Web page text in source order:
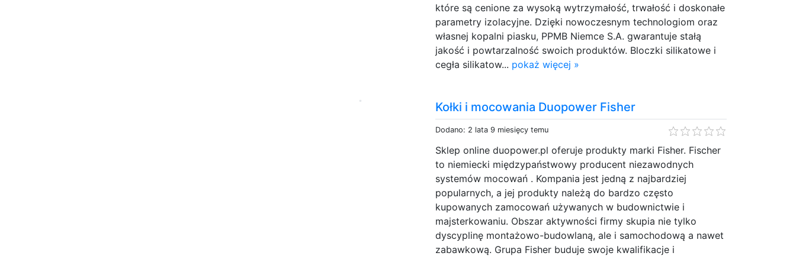
które są cenione za wysoką wytrzymałość, trwałość i doskonałe
parametry izolacyjne. Dzięki nowoczesnym technologiom oraz
własnej kopalni piasku, PPMB Niemce S.A. gwarantuje stałą
jakość i powtarzalność swoich produktów. Bloczki silikatowe i
cegła silikatow... pokaż więcej »
Kołki i mocowania Duopower Fisher
Dodano: 2 lata 9 miesięcy temu
Sklep online duopower.pl oferuje produkty marki Fisher. Fischer
to niemiecki międzypaństwowy producent niezawodnych
systemów mocowań . Kompania jest jedną z najbardziej
popularnych, a jej produkty należą do bardzo często
kupowanych zamocowań używanych w budownictwie i
majsterkowaniu. Obszar aktywności firmy skupia nie tylko
dyscyplinę montażowo-budowlaną, ale i samochodową a nawet
zabawkową. Grupa Fisher buduje swoje kwalifikacje i